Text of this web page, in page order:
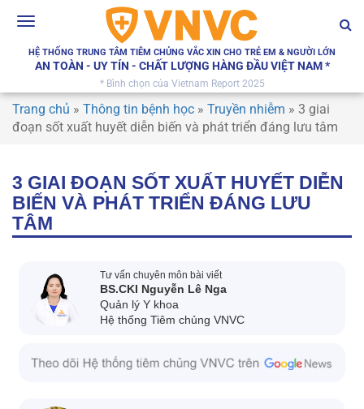
Toggle
HỆ THỐNG TRUNG TÂM TIÊM CHỦNG VẮC XIN CHO TRẺ EM & NGƯỜI LỚN
AN TOÀN - UY TÍN - CHẤT LƯỢNG HÀNG ĐẦU VIỆT NAM *
* Bình chọn của Vietnam Report 2025
Trang chủ » Thông tin bệnh học » Truyền nhiễm » 3 giai
đoạn sốt xuất huyết diễn biến và phát triển đáng lưu tâm
3 GIAI ĐOẠN SỐT XUẤT HUYẾT DIỄN
BIẾN VÀ PHÁT TRIỂN ĐÁNG LƯU
TÂM
Tư vấn chuyên môn bài viết
BS.CKI Nguyễn Lê Nga
Quản lý Y khoa
Hệ thống Tiêm chủng VNVC